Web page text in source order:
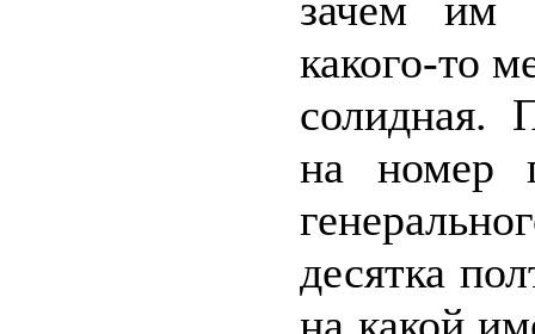
зачем им
какого-то
солидная.
на номер
десятка